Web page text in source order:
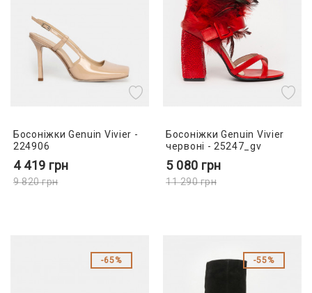
Босоніжки Genuin Vivier -
224906
4 419 грн
9 820грн
Босоніжки Genuin Vivier
червоні - 25247_gv
5 080 грн
11 290грн
65% 55%